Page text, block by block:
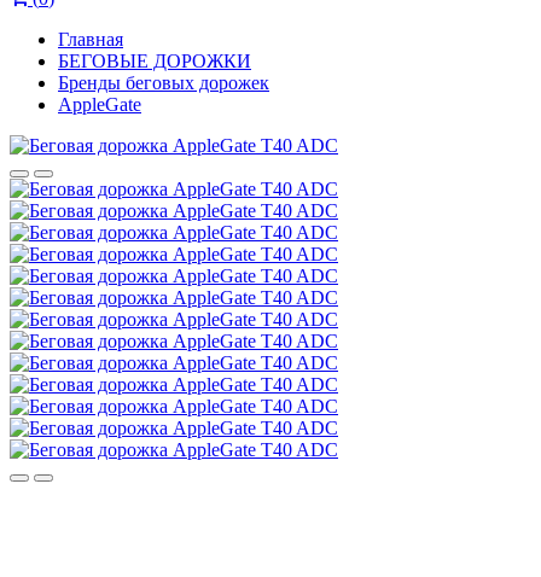
Главная
БЕГОВЫЕ ДОРОЖКИ
Бренды беговых дорожек
AppleGate